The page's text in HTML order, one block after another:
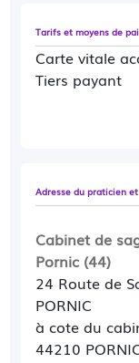
consultation
périnée,
divers à la
les méridiens
sol et en
médecine
douleur de
traumatisme
Veuillez me
Tarifs et moyens de
Carte vitale
Tiers payant
Adresse du praticien
Cabinet de
Pornic (44)
24 Route de
PORNIC
à cote du
44210